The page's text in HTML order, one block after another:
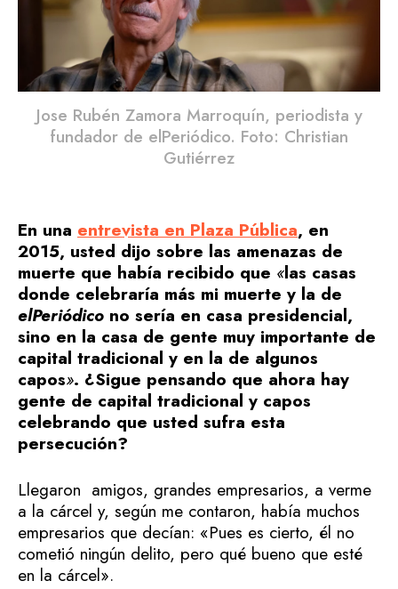
Jose Rubén Zamora Marroquín, periodista y
fundador de elPeriódico. Foto: Christian
Gutiérrez
En una entrevista en Plaza Pública, en
2015, usted dijo sobre las amenazas de
muerte que había recibido que «las casas
donde celebraría más mi muerte y la de
elPeriódico no sería en casa presidencial,
sino en la casa de gente muy importante de
capital tradicional y en la de algunos
capos». ¿Sigue pensando que ahora hay
gente de capital tradicional y capos
celebrando que usted sufra esta
persecución?
Llegaron amigos, grandes empresarios, a verme
a la cárcel y, según me contaron, había muchos
empresarios que decían: «Pues es cierto, él no
cometió ningún delito, pero qué bueno que esté
en la cárcel».